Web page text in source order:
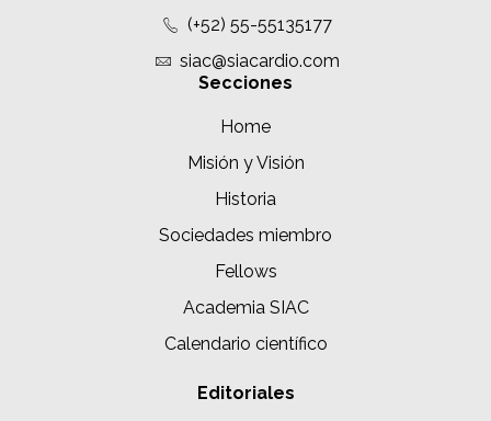
(+52) 55-55135177
siac@siacardio.com
Secciones
Home
Misión y Visión
Historia
Sociedades miembro
Fellows
Academia SIAC
Calendario científico
Editoriales